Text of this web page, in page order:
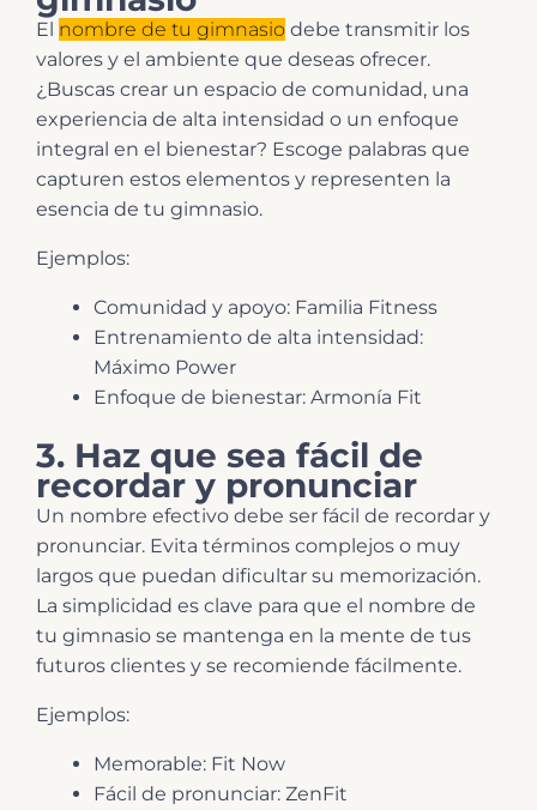
El nombre de tu gimnasio debe transmitir los
valores y el ambiente que deseas ofrecer.
¿Buscas crear un espacio de comunidad, una
experiencia de alta intensidad o un enfoque
integral en el bienestar? Escoge palabras que
capturen estos elementos y representen la
esencia de tu gimnasio.
Ejemplos:
Comunidad y apoyo: Familia Fitness
Entrenamiento de alta intensidad:
Máximo Power
Enfoque de bienestar: Armonía Fit
3. Haz que sea fácil de
recordar y pronunciar
Un nombre efectivo debe ser fácil de recordar y
pronunciar. Evita términos complejos o muy
largos que puedan dificultar su memorización.
La simplicidad es clave para que el nombre de
tu gimnasio se mantenga en la mente de tus
futuros clientes y se recomiende fácilmente.
Ejemplos:
Memorable: Fit Now
Fácil de pronunciar: ZenFit